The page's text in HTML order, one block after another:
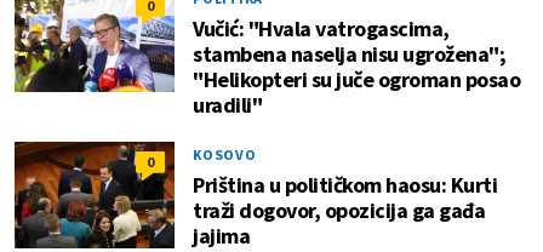
0
Vučić: "Hvala vatrogascima,
stambena naselja nisu ugrožena";
"Helikopteri su juče ogroman posao
uradili"
0 KOSOVO
Priština u političkom haosu: Kurti
traži dogovor, opozicija ga gađa
jajima